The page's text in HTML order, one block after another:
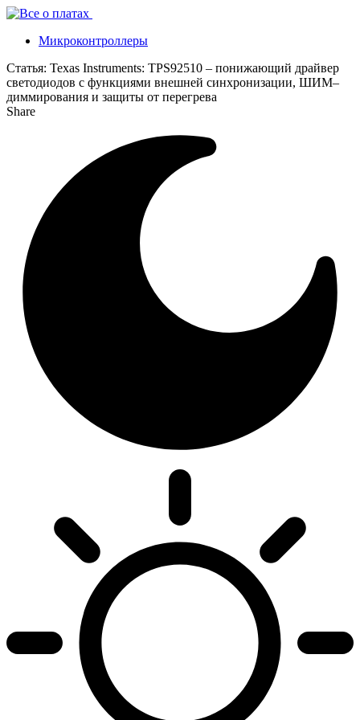
Микроконтроллеры
Статья: Texas Instruments: TPS92510 – понижающий драйвер
светодиодов с функциями внешней синхронизации, ШИМ–
диммирования и защиты от перегрева
Share